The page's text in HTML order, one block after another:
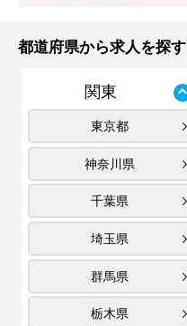
都道府県から求人を探す
関東
東京都
神奈川県
千葉県
埼玉県
群馬県
栃木県